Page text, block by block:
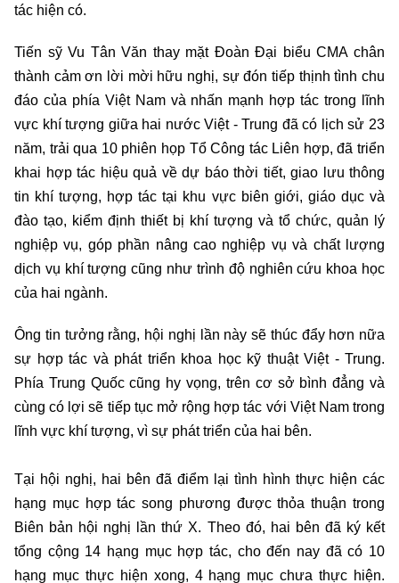
tác hiện có.
Tiến sỹ Vu Tân Văn thay mặt Đoàn Đại biểu CMA chân
thành cảm ơn lời mời hữu nghị, sự đón tiếp thịnh tình chu
đáo của phía Việt Nam và nhấn mạnh hợp tác trong lĩnh
vực khí tượng giữa hai nước Việt - Trung đã có lịch sử 23
năm, trải qua 10 phiên họp Tổ Công tác Liên hợp, đã triển
khai hợp tác hiệu quả về dự báo thời tiết, giao lưu thông
tin khí tượng, hợp tác tại khu vực biên giới, giáo dục và
đào tạo, kiểm định thiết bị khí tượng và tổ chức, quản lý
nghiệp vụ, góp phần nâng cao nghiệp vụ và chất lượng
dịch vụ khí tượng cũng như trình độ nghiên cứu khoa học
của hai ngành.
Ông tin tưởng rằng, hội nghị lần này sẽ thúc đẩy hơn nữa
sự hợp tác và phát triển khoa học kỹ thuật Việt - Trung.
Phía Trung Quốc cũng hy vọng, trên cơ sở bình đẳng và
cùng có lợi sẽ tiếp tục mở rộng hợp tác với Việt Nam trong
lĩnh vực khí tượng, vì sự phát triển của hai bên.
Tại hội nghị, hai bên đã điểm lại tình hình thực hiện các
hạng mục hợp tác song phương được thỏa thuận trong
Biên bản hội nghị lần thứ X. Theo đó, hai bên đã ký kết
tổng cộng 14 hạng mục hợp tác, cho đến nay đã có 10
hạng mục thực hiện xong, 4 hạng mục chưa thực hiện.